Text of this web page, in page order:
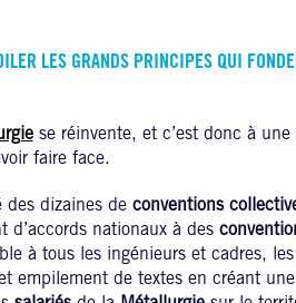
LES GRANDS PRINCIPES QUI
se réinvente, et c’est donc à
faire face.
des dizaines deconventions
nationaux à des
à tous les ingénieurs et cadres, les
empilement de textes en créant